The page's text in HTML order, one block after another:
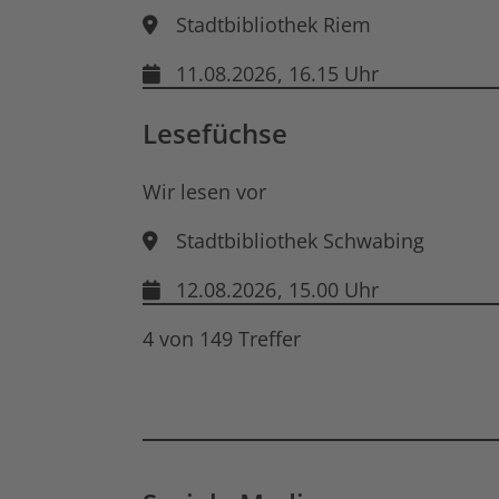
Stadtbibliothek Riem
11.08.2026, 16.15 Uhr
Lesefüchse
Wir lesen vor
Stadtbibliothek Schwabing
12.08.2026, 15.00 Uhr
4 von 149 Treffer